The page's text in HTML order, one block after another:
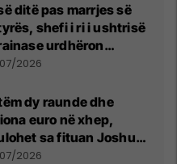
ditë pas marrjes së
shefi i ri i ushtrisë
urdhëron
të madh
2026
dy raunde dhe
euro në xhep,
sa fituan Joshua
2026